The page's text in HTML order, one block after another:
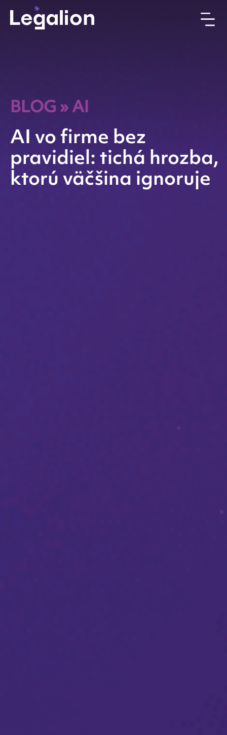
BLOG »AI
AI vo firme bez
pravidiel: tichá hrozba,
ktorú väčšina ignoruje